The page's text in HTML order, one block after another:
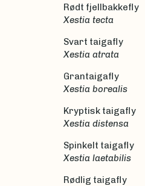
Rødt fjellbakkefly
Xestia tecta
Svart taigafly
Xestia atrata
Grantaigafly
Xestia borealis
Kryptisk taigafly
Xestia distensa
Spinkelt taigafly
Xestia laetabilis
Rødlig taigafly